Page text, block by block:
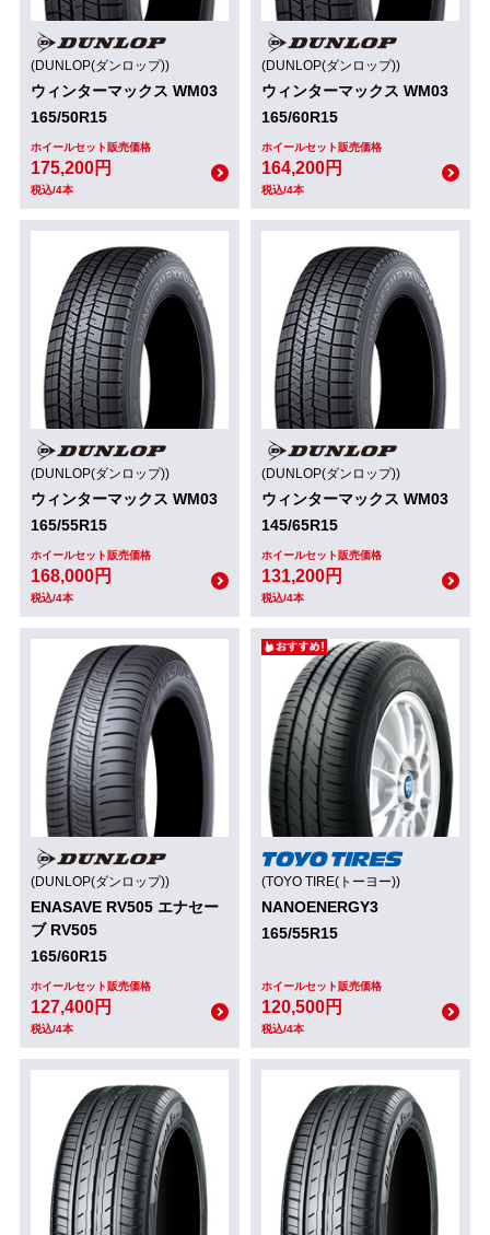
(DUNLOP(ダンロップ))
ウィンターマックス WM03
165/50R15
ホイールセット販売価格
175,200円
税込/4本
(DUNLOP(ダンロップ))
ウィンターマックス WM03
165/60R15
ホイールセット販売価格
164,200円
税込/4本
(DUNLOP(ダンロップ))
ウィンターマックス WM03
165/55R15
ホイールセット販売価格
168,000円
税込/4本
(DUNLOP(ダンロップ))
ウィンターマックス WM03
145/65R15
ホイールセット販売価格
131,200円
税込/4本
(DUNLOP(ダンロップ))
ENASAVE RV505 エナセー
ブ RV505
165/60R15
ホイールセット販売価格
127,400円
税込/4本
(TOYO TIRE(トーヨー))
NANOENERGY3
165/55R15
ホイールセット販売価格
120,500円
税込/4本